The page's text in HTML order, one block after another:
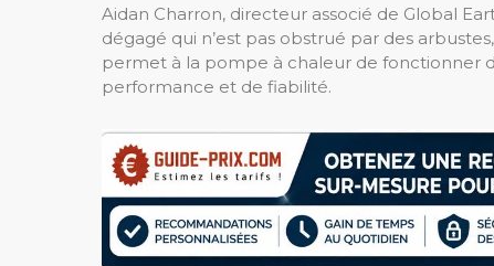
Aidan Charron, directeur associé de Global
dégagé qui n’est pas obstrué par des
permet à la pompe à chaleur de fonctionner
performance et de fiabilité.